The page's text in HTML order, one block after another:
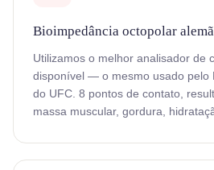
Bioimpedância octopolar alemã
Utilizamos o melhor analisador de
disponível — o mesmo usado pelo
do UFC. 8 pontos de contato,
massa muscular, gordura,